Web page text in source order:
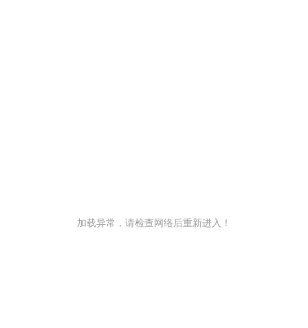
加载异常，请检查网络后重新进入！